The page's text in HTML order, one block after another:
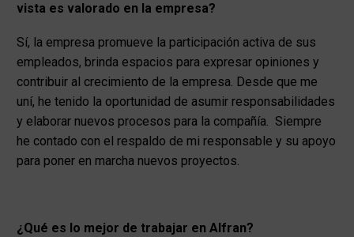
vista es valorado en la empresa?
Sí, la empresa promueve la participación activa de sus
empleados, brinda espacios para expresar opiniones y
contribuir al crecimiento de la empresa. Desde que me
uní, he tenido la oportunidad de asumir responsabilidades
y elaborar nuevos procesos para la compañía. Siempre
he contado con el respaldo de mi responsable y su apoyo
para poner en marcha nuevos proyectos.
¿Qué es lo mejor de trabajar en Alfran?